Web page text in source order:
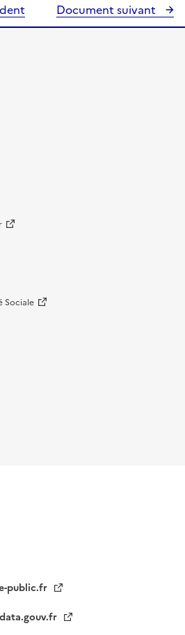
Document suivant
Sociale
public.fr
data.gouv.fr